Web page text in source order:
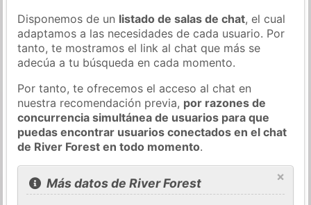
Disponemos de un listado de salas de chat, el cual
adaptamos a las necesidades de cada usuario. Por
tanto, te mostramos el link al chat que más se
adecúa a tu búsqueda en cada momento.
Por tanto, te ofrecemos el acceso al chat en
nuestra recomendación previa, por razones de
concurrencia simultánea de usuarios para que
puedas encontrar usuarios conectados en el chat
de River Forest en todo momento.
×
Más datos de River Forest